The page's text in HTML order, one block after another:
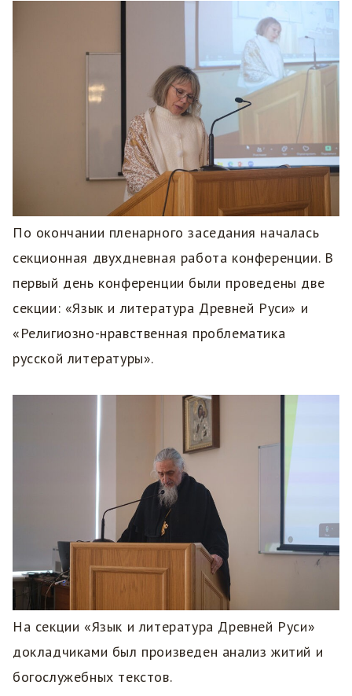
По окончании пленарного заседания началась
секционная двухдневная работа конференции. В
первый день конференции были проведены две
секции: «Язык и литература Древней Руси» и
«Религиозно-нравственная проблематика
русской литературы».
На секции «Язык и литература Древней Руси»
докладчиками был произведен анализ житий и
богослужебных текстов.